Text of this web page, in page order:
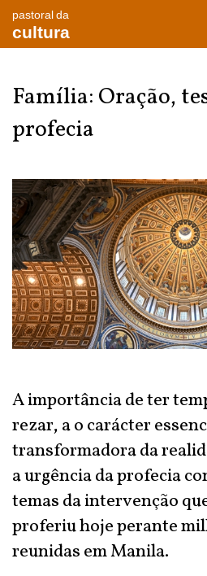
pastoral da
cultura
Família: Oração,
profecia
A importância de ter
rezar, a o carácter
transformadora da
a urgência da profecia
temas da intervenção
proferiu hoje perante
reunidas em Manila.